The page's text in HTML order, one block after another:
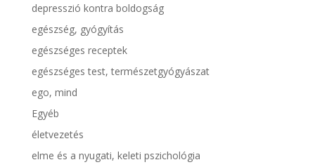
depresszió kontra boldogság
egészség, gyógyítás
egészséges receptek
egészséges test, természetgyógyászat
ego, mind
Egyéb
életvezetés
elme és a nyugati, keleti pszichológia